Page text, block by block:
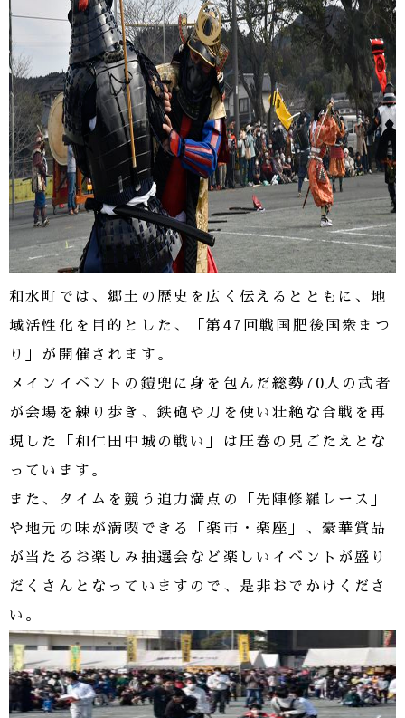
和水町では、郷土の歴史を広く伝えるとともに、地
域活性化を目的とした、「第47回戦国肥後国衆まつ
り」が開催されます。
メインイベントの鎧兜に身を包んだ総勢70人の武者
が会場を練り歩き、鉄砲や刀を使い壮絶な合戦を再
現した「和仁田中城の戦い」は圧巻の見ごたえとな
っています。
また、タイムを競う迫力満点の「先陣修羅レース」
や地元の味が満喫できる「楽市・楽座」、豪華賞品
が当たるお楽しみ抽選会など楽しいイベントが盛り
だくさんとなっていますので、是非おでかけくださ
い。